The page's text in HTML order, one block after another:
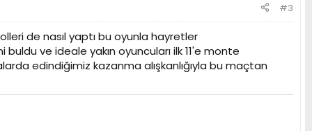
#3
de nasıl yaptı bu oyunla hayretler
ve ideale yakın oyuncuları ilk 11'e monte
edindiğimiz kazanma alışkanlığıyla bu maçtan